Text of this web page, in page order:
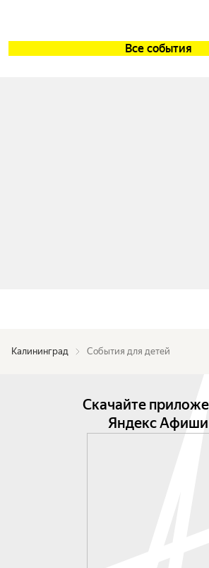
Все события
Калининград События для детей
Скачайте
Яндекс Афиши